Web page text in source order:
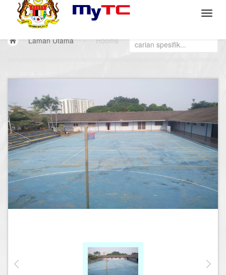
Laman Utama / Rooms